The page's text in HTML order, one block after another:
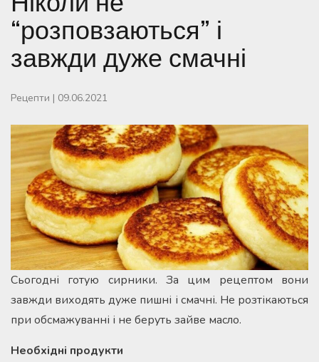
“розповзаються” і
завжди дуже смачні
Рецепти | 09.06.2021
Сьогодні готую сирники. За цим рецептом вони
завжди виходять дуже пишні і смачні. Не розтікаються
при обсмажуванні і не беруть зайве масло.
Необхідні продукти